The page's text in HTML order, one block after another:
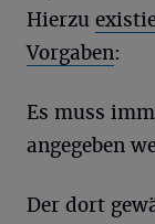
Hierzu
Vorgaben:
Es muss
angegeben
Der dort